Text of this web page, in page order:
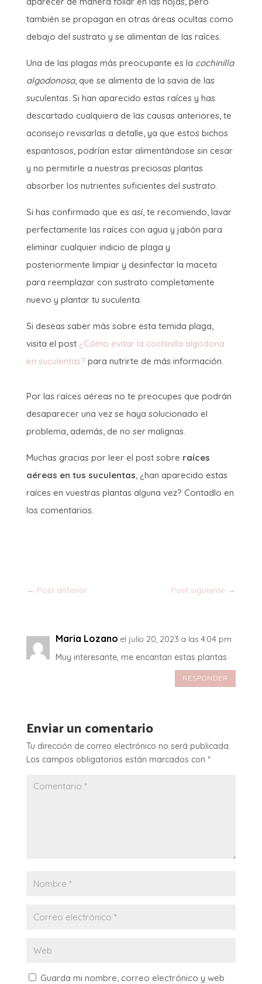
también se propagan en otras áreas ocultas como
debajo del sustrato y se alimentan de las raíces.
Una de las plagas más preocupante es la cochinilla
algodonosa, que se alimenta de la savia de las
suculentas. Si han aparecido estas raíces y has
descartado cualquiera de las causas anteriores, te
aconsejo revisarlas a detalle, ya que estos bichos
espantosos, podrían estar alimentándose sin cesar
y no permitirle a nuestras preciosas plantas
absorber los nutrientes suficientes del sustrato.
Si has confirmado que es así, te recomiendo, lavar
perfectamente las raíces con agua y jabón para
eliminar cualquier indicio de plaga y
posteriormente limpiar y desinfectar la maceta
para reemplazar con sustrato completamente
nuevo y plantar tu suculenta.
Si deseas saber más sobre esta temida plaga,
visita el post ¿Cómo evitar la cochinilla algodona
en suculentas? para nutrirte de más información.
Por las raíces aéreas no te preocupes que podrán
desaparecer una vez se haya solucionado el
problema, además, de no ser malignas.
Muchas gracias por leer el post sobre raíces
aéreas en tus suculentas, ¿han aparecido estas
raíces en vuestras plantas alguna vez? Contadlo en
los comentarios.
← Post anterior Post siguiente →
Maria Lozano el julio 20, 2023 a las 4:04 pm
Muy interesante, me encantan estas plantas
RESPONDER
Enviar un comentario
Tu dirección de correo electrónico no será publicada.
Los campos obligatorios están marcados con *
Guarda mi nombre, correo electrónico y web